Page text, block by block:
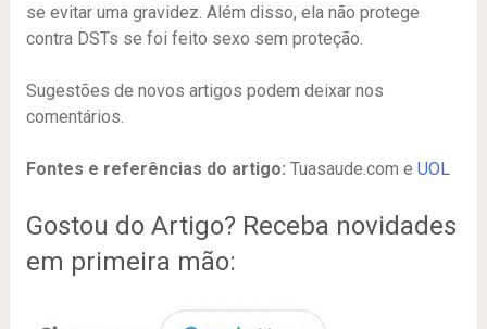
se evitar uma gravidez. Além disso, ela não protege
contra DSTs se foi feito sexo sem proteção.
Sugestões de novos artigos podem deixar nos
comentários.
Fontes e referências do artigo: Tuasaude.com e UOL
Gostou do Artigo? Receba novidades
em primeira mão: